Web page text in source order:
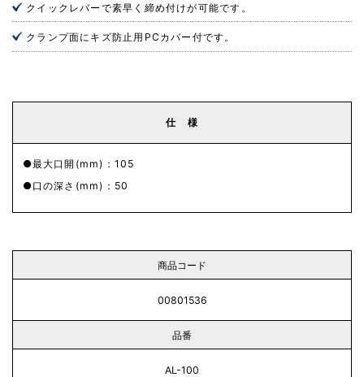
クイックレバーで素早く締め付けが可能です。
クランプ面にキズ防止用PCカバー付です。
仕 様
最大口開(mm)：105
口の深さ(mm)：50
商品コード
00801536
品番
AL-100